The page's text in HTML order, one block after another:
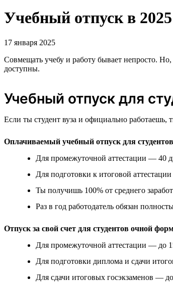
Учебный отпуск в
17 января 2025
Совмещать учебу и работу бывает непросто. Но,
доступны.
Учебный отпуск для
Если ты студент вуза и официально
Оплачиваемый учебный отпуск для
Для промежуточной аттестации — 40
Для подготовки к итоговой
Ты получишь 100% от среднего
Раз в год работодатель обязан
Отпуск за свой счет для студентов очной
Для промежуточной аттестации — до
Для подготовки диплома и сдачи
Для сдачи итоговых госэкзаменов —